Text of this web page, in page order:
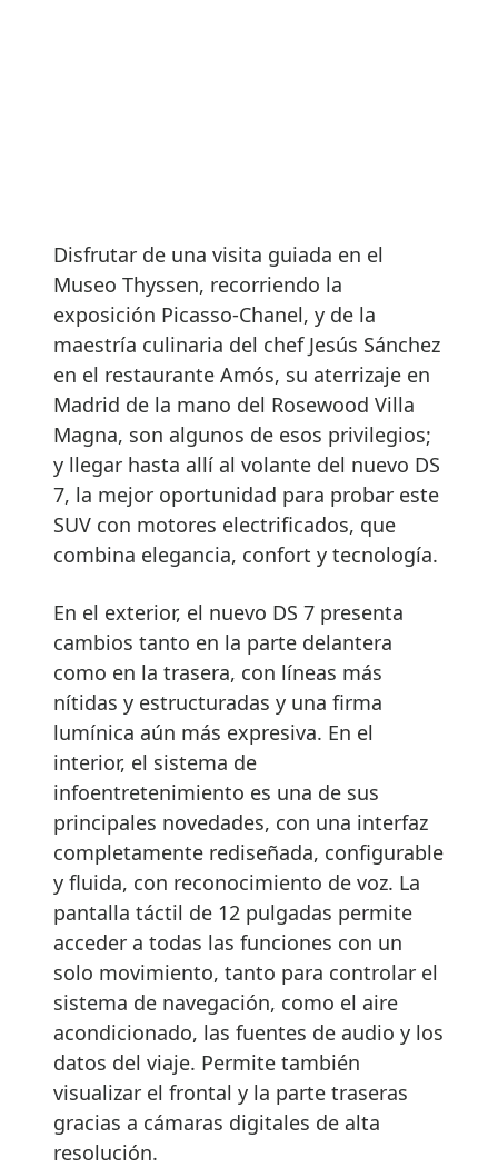
Disfrutar de una visita guiada en el
Museo Thyssen, recorriendo la
exposición Picasso-Chanel, y de la
maestría culinaria del chef Jesús Sánchez
en el restaurante Amós, su aterrizaje en
Madrid de la mano del Rosewood Villa
Magna, son algunos de esos privilegios;
y llegar hasta allí al volante del nuevo DS
7, la mejor oportunidad para probar este
SUV con motores electrificados, que
combina elegancia, confort y tecnología.
En el exterior, el nuevo DS 7 presenta
cambios tanto en la parte delantera
como en la trasera, con líneas más
nítidas y estructuradas y una firma
lumínica aún más expresiva. En el
interior, el sistema de
infoentretenimiento es una de sus
principales novedades, con una interfaz
completamente rediseñada, configurable
y fluida, con reconocimiento de voz. La
pantalla táctil de 12 pulgadas permite
acceder a todas las funciones con un
solo movimiento, tanto para controlar el
sistema de navegación, como el aire
acondicionado, las fuentes de audio y los
datos del viaje. Permite también
visualizar el frontal y la parte traseras
gracias a cámaras digitales de alta
resolución.